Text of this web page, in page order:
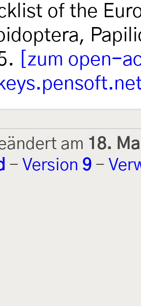
of the
[zum open-
am 18.
- Version 9 -